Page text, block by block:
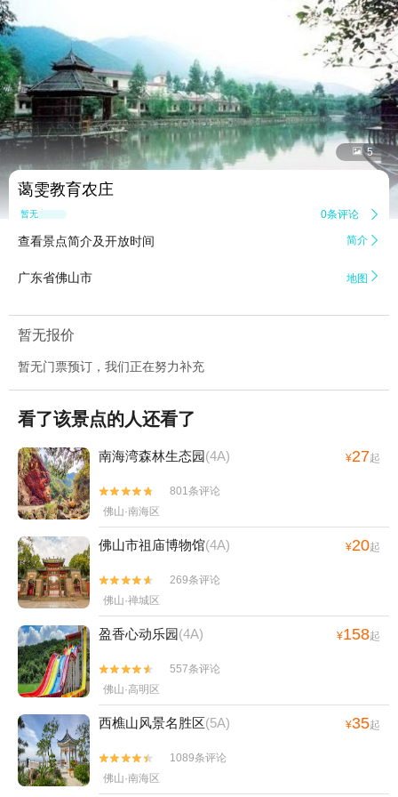
 5
蔼雯教育农庄
暂无点评 0条评论 
查看景点简介及开放时间 简介 
广东省佛山市 地图 
暂无报价
暂无门票预订，我们正在努力补充
看了该景点的人还看了
南海湾森林生态园(4A) ¥27起


801条评论
佛山·南海区
佛山市祖庙博物馆(4A) ¥20起


269条评论
佛山·禅城区
盈香心动乐园(4A) ¥158起


557条评论
佛山·高明区
西樵山风景名胜区(5A) ¥35起


1089条评论
佛山·南海区
